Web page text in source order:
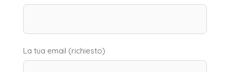
La tua email (richiesto)